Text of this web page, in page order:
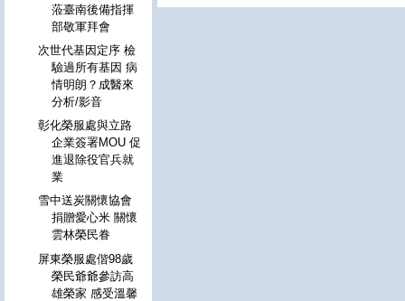
蒞臺南後備指揮
部敬軍拜會
次世代基因定序 檢
驗過所有基因 病
情明朗？成醫來
分析/影音
彰化榮服處與立路
企業簽署MOU 促
進退除役官兵就
業
雪中送炭關懷協會
捐贈愛心米 關懷
雲林榮民眷
屏東榮服處偕98歲
榮民爺爺參訪高
雄榮家 感受溫馨